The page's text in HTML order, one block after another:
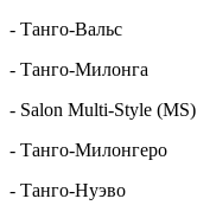
- Танго-Вальс
- Танго-Милонга
- Salon Multi-Style (MS)
- Танго-Милонгеро
- Танго-Нуэво